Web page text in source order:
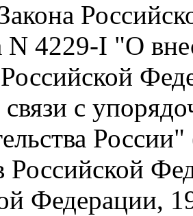
N 4229-I "О
с
Российской
Федерации,